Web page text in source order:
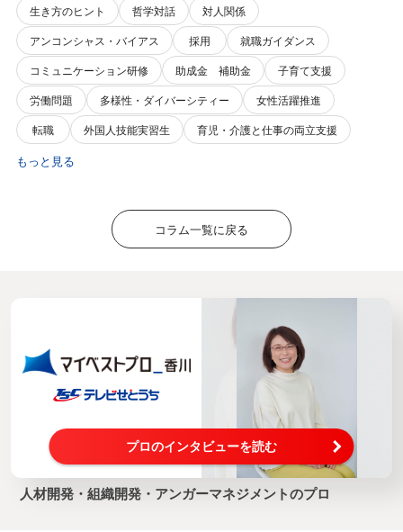
生き方のヒント 哲学対話
対人関係
アンコンシャス・バイアス
採用
就職ガイダンス
コミュニケーション研修
助成金 補助金
子育て支援
労働問題
多様性・ダイバーシティー
女性活躍推進
転職
外国人技能実習生 育児・介護と仕事の両立支援
もっと見る
コラム一覧に戻る
プロのインタビューを読む
人材開発・組織開発・アンガーマネジメントのプロ